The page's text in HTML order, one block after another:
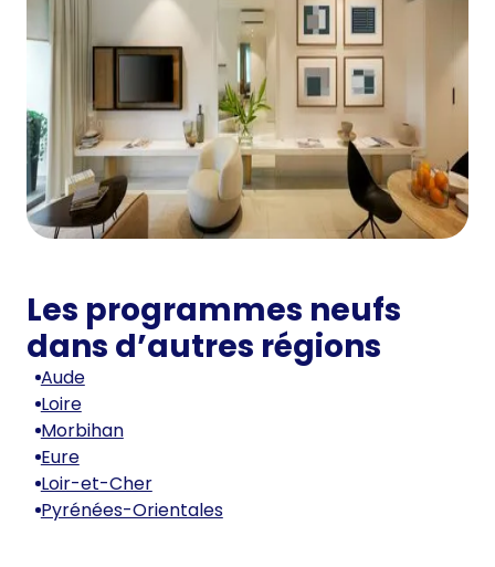
Les programmes neufs
dans d’autres régions
Aude
Loire
Morbihan
Eure
Loir-et-Cher
Pyrénées-Orientales